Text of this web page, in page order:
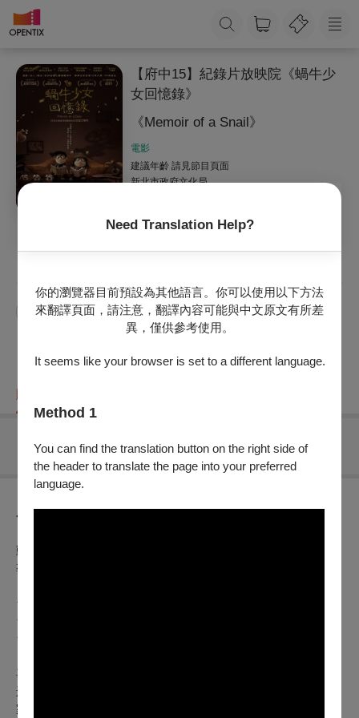
Need Translation Help?
你的瀏覽器目前預設為其他語言。你可以使用以下方法
來翻譯頁面，請注意，翻譯內容可能與中文原文有所差
異，僅供參考使用。
It seems like your browser is set to a different language.
Method 1
You can find the translation button on the right side of
the header to translate the page into your preferred
language.
【府中15】紀錄片放映院《蝸牛少
女回憶錄》
《Memoir of a Snail》
電影
建議年齡 請見節目頁面
新北市政府文化局
收藏 主辦專頁 官網
【府中15】紀錄片放映院
購票資訊
無可售場次
節目介紹
動畫片｜2024｜澳洲｜Color｜HD｜94分鐘｜英語｜中文字幕
導演：亞當艾略特
★2025奧斯卡金像獎最佳動畫片提名
★2025金球獎最佳動畫片提名
★2024安錫國際動畫影展水晶獎最佳影片
喜歡閱讀但人生慘到不能再慘的emo少女葛瑞絲，因父母早
逝，她與相依為命的雙胞胎弟弟被強行拆散，送往不同的寄養
家庭，孤獨的她只有蝸牛作伴，像躲在殼裡逐漸封閉自己，就